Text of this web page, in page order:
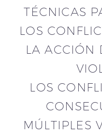
TÉCNICAS
LOS
LA ACCIÓN
LOS
MÚLTIPLES